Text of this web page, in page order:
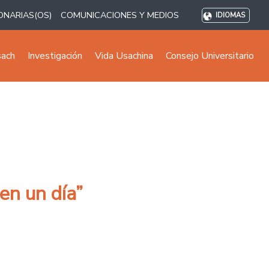
COMUNICACIONES Y MEDIOS IDIOMAS
Investigación Vida Usachina Consejo Universitario
un día”